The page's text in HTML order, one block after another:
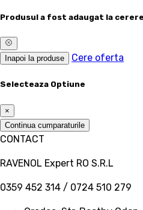
Produsul a fost adaugat la
Inapoi la produse Cere oferta
Selecteaza Optiune
×
Continua cumparaturile
CONTACT
RAVENOL Expert RO S.R.L
0359 452 314 / 0724 510 279